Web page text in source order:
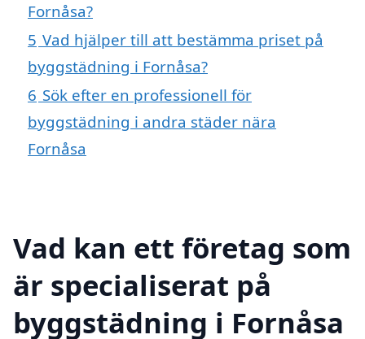
Fornåsa?
5 Vad hjälper till att bestämma priset på
byggstädning i Fornåsa?
6 Sök efter en professionell för
byggstädning i andra städer nära
Fornåsa
Vad kan ett företag som
är specialiserat på
byggstädning i Fornåsa